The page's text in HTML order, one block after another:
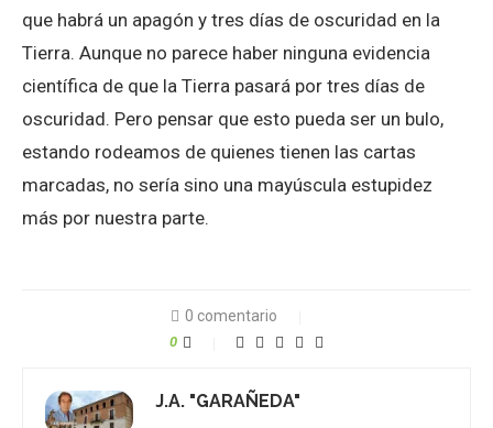
que habrá un apagón y tres días de oscuridad en la
Tierra. Aunque no parece haber ninguna evidencia
científica de que la Tierra pasará por tres días de
oscuridad. Pero pensar que esto pueda ser un bulo,
estando rodeamos de quienes tienen las cartas
marcadas, no sería sino una mayúscula estupidez
más por nuestra parte.
0 comentario
0
J.A. "GARAÑEDA"